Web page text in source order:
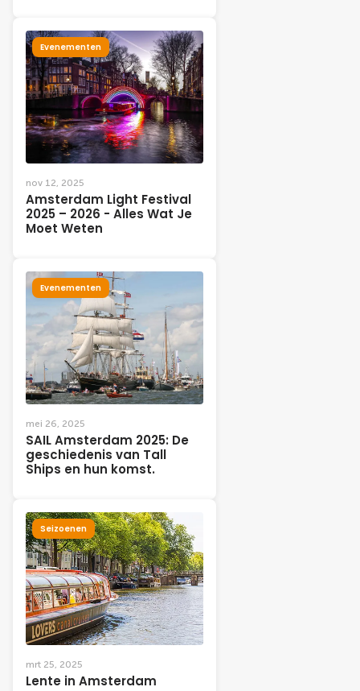
Evenementen
nov 12, 2025
Amsterdam Light Festival
2025 – 2026 - Alles Wat Je
Moet Weten
Evenementen
mei 26, 2025
SAIL Amsterdam 2025: De
geschiedenis van Tall
Ships en hun komst.
Seizoenen
mrt 25, 2025
Lente in Amsterdam